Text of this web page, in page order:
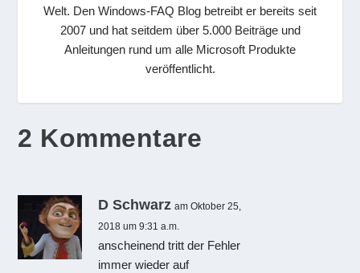
Welt. Den Windows-FAQ Blog betreibt er bereits seit
2007 und hat seitdem über 5.000 Beiträge und
Anleitungen rund um alle Microsoft Produkte
veröffentlicht.
2 Kommentare
D Schwarz am Oktober 25,
2018 um 9:31 a.m.
anscheinend tritt der Fehler
immer wieder auf